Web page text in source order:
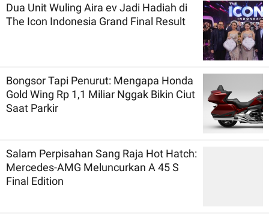
Dua Unit Wuling Aira ev Jadi Hadiah di
The Icon Indonesia Grand Final Result
Bongsor Tapi Penurut: Mengapa Honda
Gold Wing Rp 1,1 Miliar Nggak Bikin Ciut
Saat Parkir
Salam Perpisahan Sang Raja Hot Hatch:
Mercedes-AMG Meluncurkan A 45 S
Final Edition